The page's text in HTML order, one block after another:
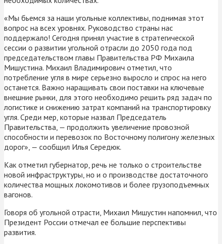
«Мы бьемся за наши угольные коллективы, поднимая этот
вопрос на всех уровнях. Руководство страны нас
поддержало! Сегодня принял участие в стратегической
сессии о развитии угольной отрасли до 2050 года под
председательством главы Правительства РФ Михаила
Мишустина. Михаил Владимирович отметил, что
потребление угля в мире серьезно выросло и спрос на него
останется. Важно наращивать свои поставки на ключевые
внешние рынки, для этого необходимо решить ряд задач по
логистике и снижению затрат компаний на транспортировку
угля. Среди мер, которые назвал Председатель
Правительства, — продолжить увеличение провозной
способности и перевозок по Восточному полигону железных
дорог», — сообщил Илья Середюк.
Как отметил губернатор, речь не только о строительстве
новой инфраструктуры, но и о производстве достаточного
количества мощных локомотивов и более грузоподъемных
вагонов.
Говоря об угольной отрасти, Михаил Мишустин напомнил, что
Президент России отмечал ее большие перспективы
развития.